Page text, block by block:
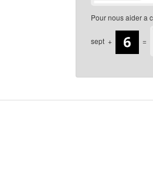
Pour nous aider a
sept + =